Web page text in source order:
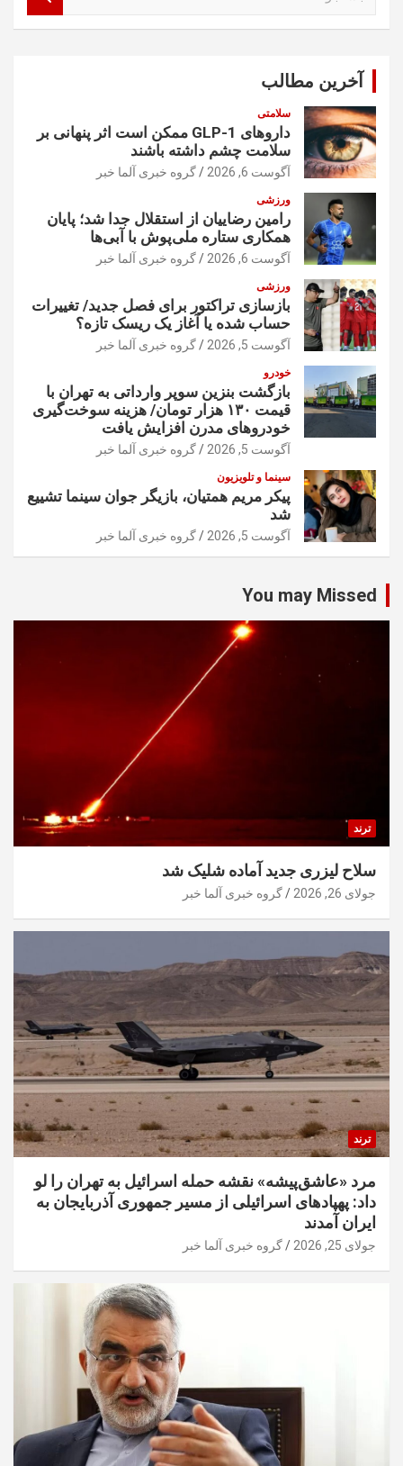
آخرین مطالب
سلامتی
داروهای GLP-1 ممکن است اثر پنهانی بر
سلامت چشم داشته باشند
آگوست 6, 2026 گروه خبری آلما خبر
ورزشی
رامین رضاییان از استقلال جدا شد؛ پایان
همکاری ستاره ملی‌پوش با آبی‌ها
آگوست 6, 2026 گروه خبری آلما خبر
ورزشی
بازسازی تراکتور برای فصل جدید/ تغییرات
حساب شده یا آغاز یک ریسک تازه؟
آگوست 5, 2026 گروه خبری آلما خبر
خودرو
بازگشت بنزین سوپر وارداتی به تهران با
قیمت ۱۳۰ هزار تومان/ هزینه سوخت‌گیری
خودرو‌های مدرن افزایش یافت
آگوست 5, 2026 گروه خبری آلما خبر
سینما و تلویزیون
پیکر مریم همتیان، بازیگر جوان سینما تشییع
شد
آگوست 5, 2026 گروه خبری آلما خبر
You may Missed
ترند
سلاح لیزری جدید آماده شلیک شد
جولای 26, 2026 گروه خبری آلما خبر
ترند
مرد «عاشق‌پیشه» نقشه حمله اسرائیل به تهران را لو
داد: پهپادهای اسرائیلی از مسیر جمهوری آذربایجان به
ایران آمدند
جولای 25, 2026 گروه خبری آلما خبر